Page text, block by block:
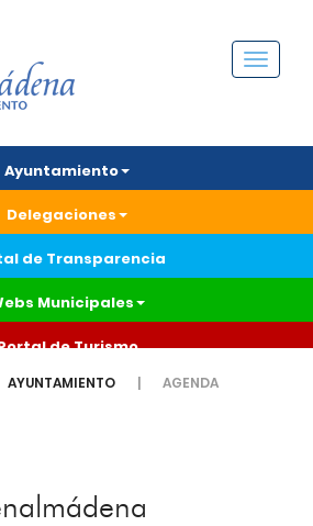
Menú
Ayuntamiento
Delegaciones
de Transparencia
Municipales
de Turismo
AYUNTAMIENTO AGENDA